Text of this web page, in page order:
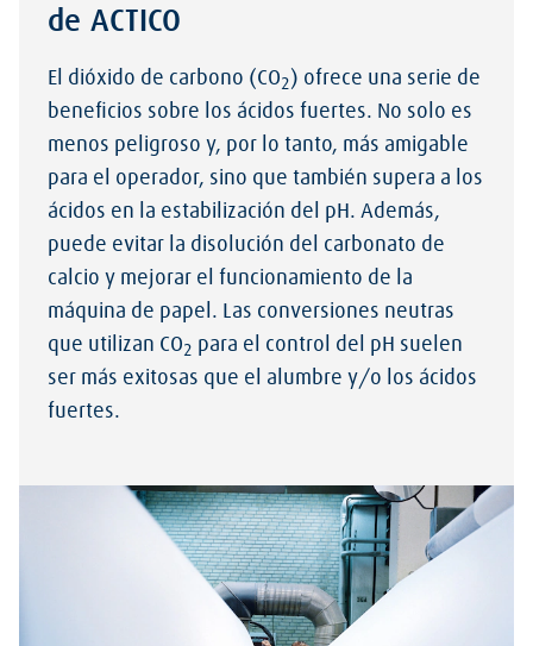
de ACTICO
El dióxido de carbono (CO2 ) ofrece una serie de
beneficios sobre los ácidos fuertes. No solo es
menos peligroso y, por lo tanto, más amigable
para el operador, sino que también supera a los
ácidos en la estabilización del pH. Además,
puede evitar la disolución del carbonato de
calcio y mejorar el funcionamiento de la
máquina de papel. Las conversiones neutras
que utilizan CO2 para el control del pH suelen
ser más exitosas que el alumbre y/o los ácidos
fuertes.